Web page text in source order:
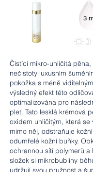
3
Čistící mikro-uhličitá
nečistoty luxusním
pokožka s méně
výsledný efekt této
optimalizována pro
pleť. Tato lesklá krémová
oxidem uhličitým, která se
mimo něj, odstraňuje
odumřelé kožní buňky.
ochrannou sítí polymerů a
složek si mikrobubliny
udržují svou pružnost a